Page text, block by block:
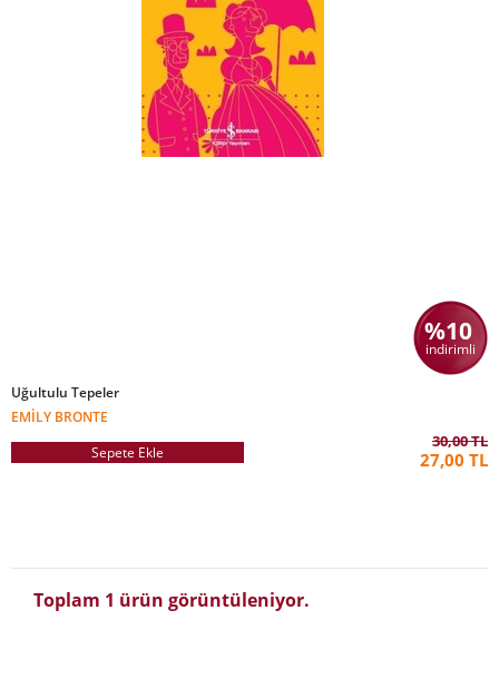
%10
indirimli
Uğultulu Tepeler
EMILY BRONTE
Sepete Ekle
30,00 TL
27,00 TL
Toplam 1 ürün görüntüleniyor.